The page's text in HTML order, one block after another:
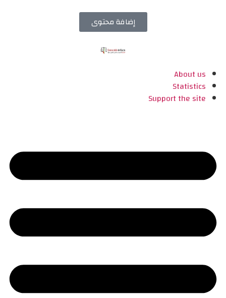
إضافة محتوى
About us
Statistics
Support the site